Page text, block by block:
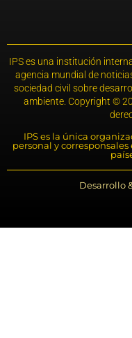
IPS es una institución
agencia mundial de
sociedad civil sobre
ambiente. Copyright ©
IPS es la única
personal y
Desarrollo